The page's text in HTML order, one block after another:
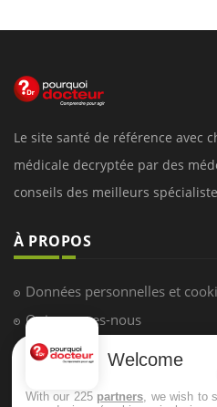
Le site santé de référence avec
médicale decryptée par des
conseils des meilleurs
À PROPOS
Données personnelles et
Qui sommes-nous
Conditions d'utilisation
Welcome
With our 225 partners , we wish to